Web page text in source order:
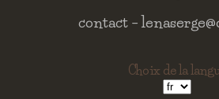
contact –
Choix de la